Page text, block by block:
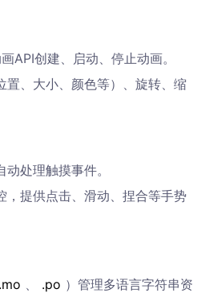
API创建、启动、停止动画。
置、大小、颜色等）、旋转、缩
处理触摸事件。
，提供点击、滑动、捏合等手势
.mo 、 .po ）管理多语言字符串资